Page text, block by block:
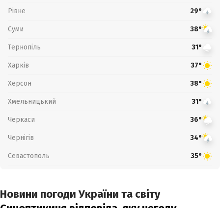
Рівне 29°
Суми 38°
Тернопіль 31°
Харків 37°
Херсон 38°
Хмельницький 31°
Черкаси 36°
Чернігів 34°
Севастополь 35°
Новини погоди України та світу